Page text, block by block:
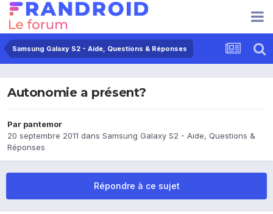
Samsung Galaxy S2 - Aide, Questions & Réponses
Autonomie a présent?
Par pantemor
20 septembre 2011 dans Samsung Galaxy S2 - Aide, Questions &
Réponses
Répondre à ce sujet